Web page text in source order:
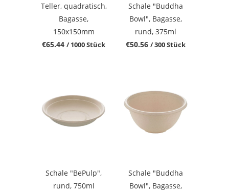
Teller, quadratisch,
Bagasse,
150x150mm
€65.44 / 1000 Stück
Schale "Buddha
Bowl", Bagasse,
rund, 375ml
€50.56 / 300 Stück
Schale "BePulp",
rund, 750ml
Schale "Buddha
Bowl", Bagasse,